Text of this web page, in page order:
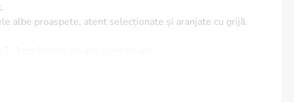
albe proaspete, atent selecționate și aranjate cu grijă.
buchetul într-un loc răcoros, ferit de razele
surse de căldură.